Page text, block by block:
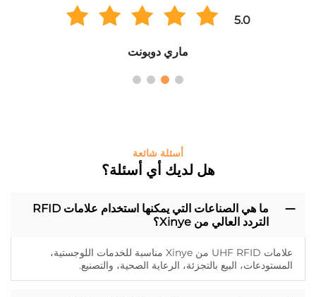
5.0
ماري دوبونت
أسئلة شائعة
هل لديك أي أسئلة؟
ما هي الصناعات التي يمكنها استخدام علامات RFID
التردد العالي من Xinye؟
علامات UHF RFID من Xinye مناسبة للخدمات اللوجستية،
المستودعات، البيع بالتجزئة، الرعاية الصحية، والتصنيع.